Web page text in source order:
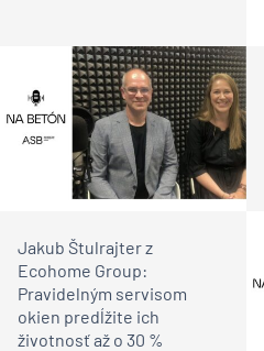
Jakub Štulrajter z
Ecohome Group:
Pravidelným servisom
okien predĺžite ich
životnosť až o 30 %